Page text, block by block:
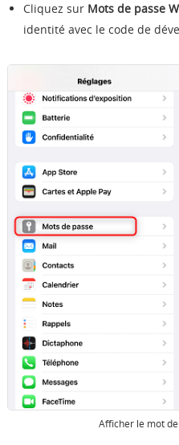
Cliquez sur Mots de passe
identité avec le code de
Afficher le mot de